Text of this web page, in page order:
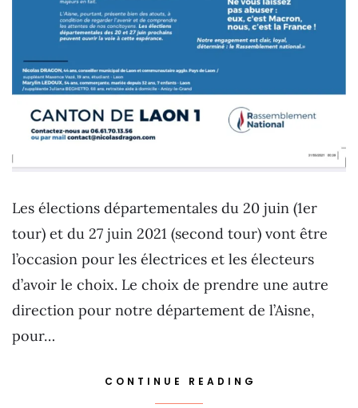
Les élections départementales du 20 juin (1er
tour) et du 27 juin 2021 (second tour) vont être
l’occasion pour les électrices et les électeurs
d’avoir le choix. Le choix de prendre une autre
direction pour notre département de l’Aisne,
pour…
CONTINUE READING